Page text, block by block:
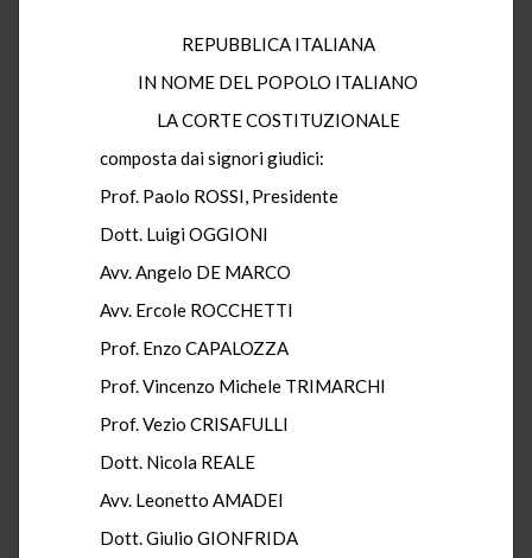
REPUBBLICA ITALIANA
IN NOME DEL POPOLO ITALIANO
LA CORTE COSTITUZIONALE
composta dai signori giudici:
Prof. Paolo ROSSI, Presidente
Dott. Luigi OGGIONI
Avv. Angelo DE MARCO
Avv. Ercole ROCCHETTI
Prof. Enzo CAPALOZZA
Prof. Vincenzo Michele TRIMARCHI
Prof. Vezio CRISAFULLI
Dott. Nicola REALE
Avv. Leonetto AMADEI
Dott. Giulio GIONFRIDA